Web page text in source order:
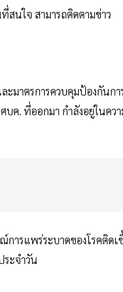
นใจ สามารถติดตามข่าว
ะมาตรการควบคุมป้องกันกา
บค. ที่ออกมา กำลังอยู่ในคว
การแพร่ระบาดของโรคติดเ
ระจำวัน